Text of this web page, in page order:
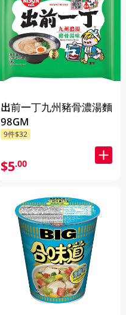
出前一丁九州豬骨濃湯麵
98GM
9件$32
$5.00